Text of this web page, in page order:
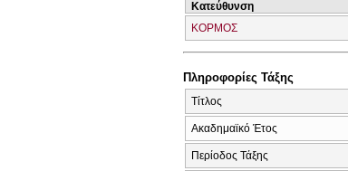
Κατεύθυνση
ΚΟΡΜΟΣ
Πληροφορίες Τάξης
Τίτλος
Ακαδημαϊκό Έτος
Περίοδος Τάξης